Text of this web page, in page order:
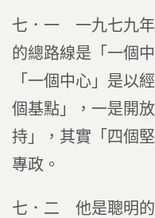
七．一 一九七九年
的總路線是「一個
「一個中心」是以
個基點」，一是開
持」，其實「四個
專政。
七．二 他是聰明的